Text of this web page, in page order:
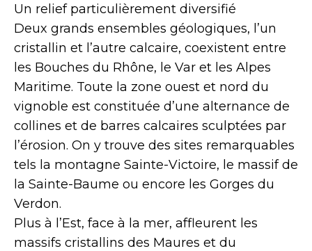
Un relief particulièrement diversifié
Deux grands ensembles géologiques, l’un
cristallin et l’autre calcaire, coexistent entre
les Bouches du Rhône, le Var et les Alpes
Maritime. Toute la zone ouest et nord du
vignoble est constituée d’une alternance de
collines et de barres calcaires sculptées par
l’érosion. On y trouve des sites remarquables
tels la montagne Sainte-Victoire, le massif de
la Sainte-Baume ou encore les Gorges du
Verdon.
Plus à l’Est, face à la mer, affleurent les
massifs cristallins des Maures et du